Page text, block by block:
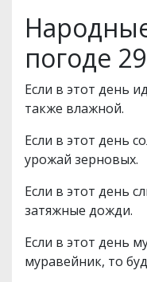
погоде
Если в этот день
также влажной.
Если в этот день
урожай зерновых.
Если в этот день
затяжные дожди.
Если в этот день
муравейник, то